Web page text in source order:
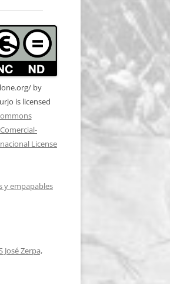
by
is licensed
License
y empapables
José Zerpa,